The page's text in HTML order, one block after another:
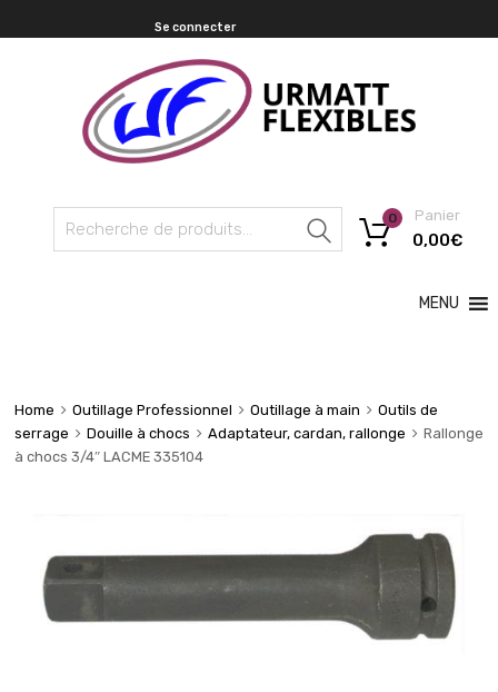
Se connecter
Recherche
Panier
0,00€
0
MENU
Home Outillage Professionnel Outillage à main
Outils de
serrage
Douille à chocs Adaptateur, cardan, rallonge
Rallonge
à chocs 3/4″ LACME 335104